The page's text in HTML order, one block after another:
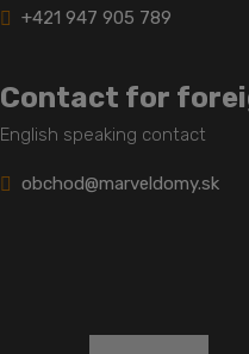
+421 947 905 789
Contact for
English speaking contact
obchod@marveldomy.sk